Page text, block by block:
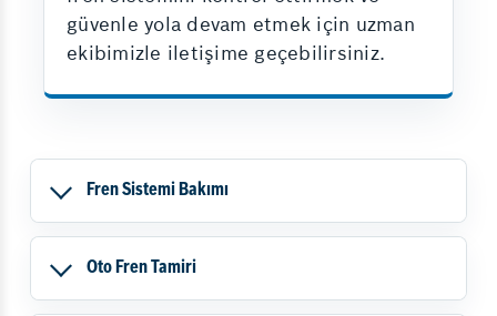
güvenle yola devam etmek için uzman
ekibimizle iletişime geçebilirsiniz.
Fren Sistemi Bakımı
Oto Fren Tamiri